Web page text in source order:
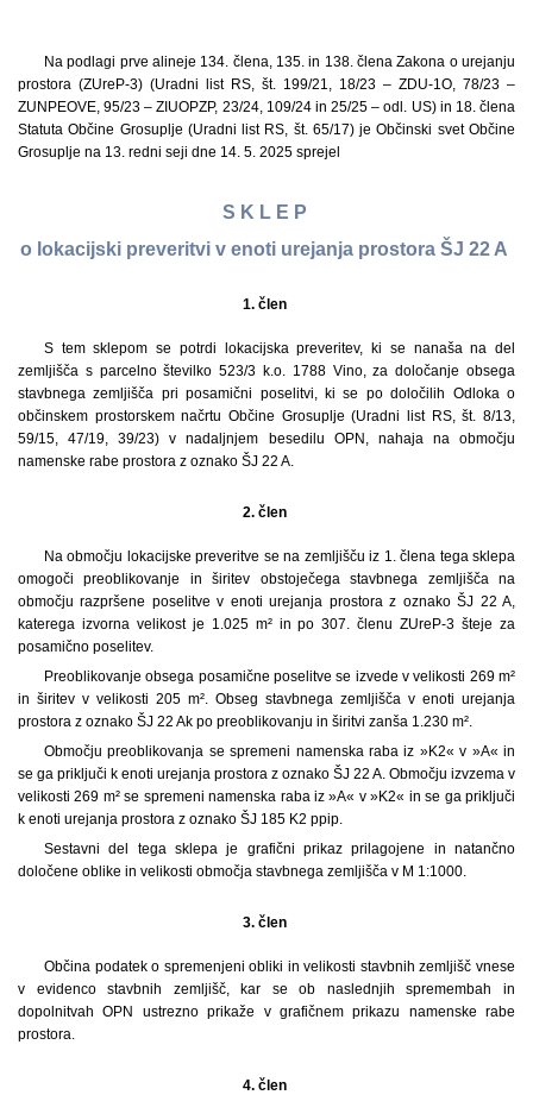
Na podlagi prve alineje 134. člena, 135. in 138. člena Zakona o urejanju
prostora (ZUreP-3) (Uradni list RS, št. 199/21, 18/23 – ZDU-1O, 78/23 –
ZUNPEOVE, 95/23 – ZIUOPZP, 23/24, 109/24 in 25/25 – odl. US) in 18. člena
Statuta Občine Grosuplje (Uradni list RS, št. 65/17) je Občinski svet Občine
Grosuplje na 13. redni seji dne 14. 5. 2025 sprejel
S K L E P
o lokacijski preveritvi v enoti urejanja prostora ŠJ 22 A
1. člen
S tem sklepom se potrdi lokacijska preveritev, ki se nanaša na del
zemljišča s parcelno številko 523/3 k.o. 1788 Vino, za določanje obsega
stavbnega zemljišča pri posamični poselitvi, ki se po določilih Odloka o
občinskem prostorskem načrtu Občine Grosuplje (Uradni list RS, št. 8/13,
59/15, 47/19, 39/23) v nadaljnjem besedilu OPN, nahaja na območju
namenske rabe prostora z oznako ŠJ 22 A.
2. člen
Na območju lokacijske preveritve se na zemljišču iz 1. člena tega sklepa
omogoči preoblikovanje in širitev obstoječega stavbnega zemljišča na
območju razpršene poselitve v enoti urejanja prostora z oznako ŠJ 22 A,
katerega izvorna velikost je 1.025 m² in po 307. členu ZUreP-3 šteje za
posamično poselitev.
Preoblikovanje obsega posamične poselitve se izvede v velikosti 269 m²
in širitev v velikosti 205 m². Obseg stavbnega zemljišča v enoti urejanja
prostora z oznako ŠJ 22 Ak po preoblikovanju in širitvi zanša 1.230 m².
Območju preoblikovanja se spremeni namenska raba iz »K2« v »A« in
se ga priključi k enoti urejanja prostora z oznako ŠJ 22 A. Območju izvzema v
velikosti 269 m² se spremeni namenska raba iz »A« v »K2« in se ga priključi
k enoti urejanja prostora z oznako ŠJ 185 K2 ppip.
Sestavni del tega sklepa je grafični prikaz prilagojene in natančno
določene oblike in velikosti območja stavbnega zemljišča v M 1:1000.
3. člen
Občina podatek o spremenjeni obliki in velikosti stavbnih zemljišč vnese
v evidenco stavbnih zemljišč, kar se ob naslednjih spremembah in
dopolnitvah OPN ustrezno prikaže v grafičnem prikazu namenske rabe
prostora.
4. člen